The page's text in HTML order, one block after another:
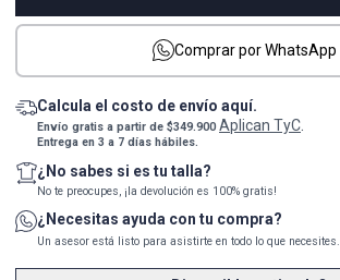
Comprar por WhatsApp
Calcula el costo de envío aquí.
Envío gratis a partir de $349.900Aplican TyC.
Entrega en 3 a 7 días hábiles.
¿No sabes si es tu talla?
No te preocupes, ¡la devolución es 100% gratis!
¿Necesitas ayuda con tu compra?
Un asesor está listo para asistirte en todo lo que necesites.